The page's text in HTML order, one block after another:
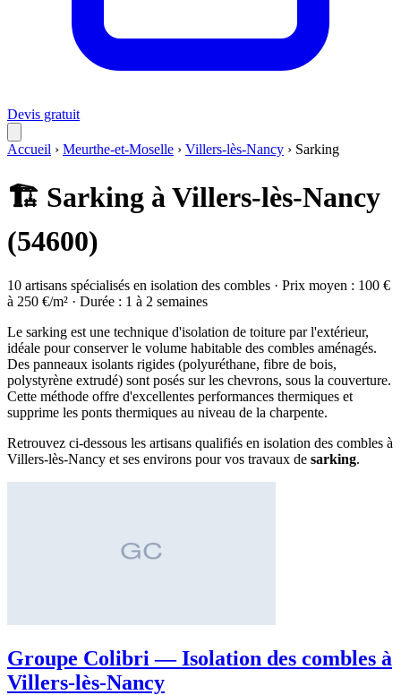
Devis gratuit
Accueil › Meurthe-et-Moselle › Villers-lès-Nancy › Sarking
🏗️ Sarking à Villers-lès-Nancy
(54600)
10 artisans spécialisés en isolation des combles · Prix moyen : 100 €
à 250 €/m² · Durée : 1 à 2 semaines
Le sarking est une technique d'isolation de toiture par l'extérieur,
idéale pour conserver le volume habitable des combles aménagés.
Des panneaux isolants rigides (polyuréthane, fibre de bois,
polystyrène extrudé) sont posés sur les chevrons, sous la couverture.
Cette méthode offre d'excellentes performances thermiques et
supprime les ponts thermiques au niveau de la charpente.
Retrouvez ci-dessous les artisans qualifiés en isolation des combles à
Villers-lès-Nancy et ses environs pour vos travaux de sarking.
Groupe Colibri — Isolation des combles à
Villers-lès-Nancy